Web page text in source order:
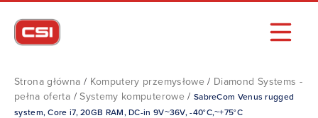
Strona główna / Komputery przemysłowe / Diamond Systems -
pełna oferta /Systemy komputerowe / SabreCom Venus rugged
system, Core i7, 20GB RAM, DC-in 9V~36V, -40°C,~+75°C